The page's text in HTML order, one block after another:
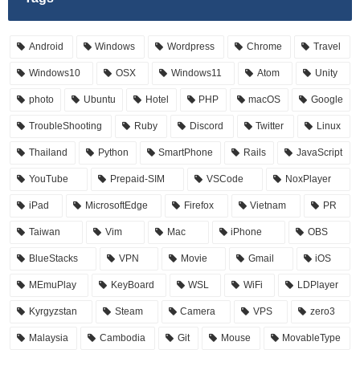
Android Windows Wordpress Chrome Travel
Windows10 OSX Windows11 Atom Unity
photo Ubuntu Hotel PHP macOS Google
TroubleShooting Ruby Discord Twitter Linux
Thailand Python SmartPhone Rails JavaScript
YouTube Prepaid-SIM VSCode NoxPlayer
iPad MicrosoftEdge Firefox Vietnam PR
Taiwan Vim Mac iPhone OBS
BlueStacks VPN Movie Gmail iOS
MEmuPlay KeyBoard WSL WiFi LDPlayer
Kyrgyzstan Steam Camera VPS zero3
Malaysia Cambodia Git Mouse MovableType